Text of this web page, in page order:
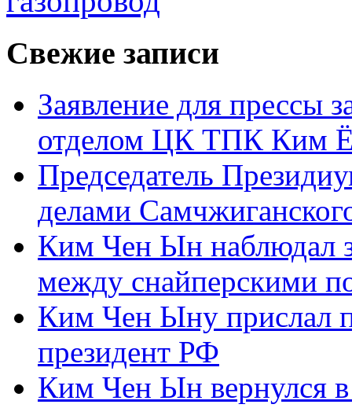
Свежие записи
Заявление для прессы
отделом ЦК ТПК Ким
Председатель
делами
Ким Чен Ын наблюдал
между снайперскими
Ким Чен Ыну прислал
президент РФ
Ким Чен Ын вернулся